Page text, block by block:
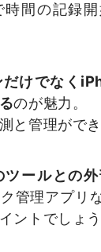
間の記録
だけでなく
のが魅力。
と管理ができ
ツールとの
管理アプリ
ントでしょう